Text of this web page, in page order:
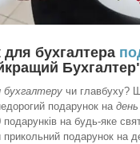
бухгалтера
бухгалтеру чи главбуху?
подарунок на
на будь-яке
подарунок на